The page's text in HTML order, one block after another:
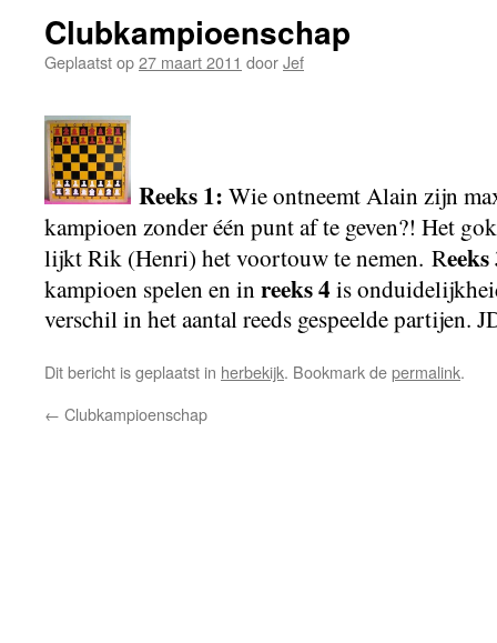
Clubkampioenschap
Geplaatst op27 maart 2011 doorJef
Reeks 1: Wie ontneemt Alain zijn
kampioen zonder één punt af te geven?! Het
lijkt Rik (Henri) het voortouw te nemen. R
kampioen spelen en in reeks 4 is
verschil in het aantal reeds gespeelde partijen.
Dit bericht is geplaatst in herbekijk. Bookmark depermalink.
← Clubkampioenschap